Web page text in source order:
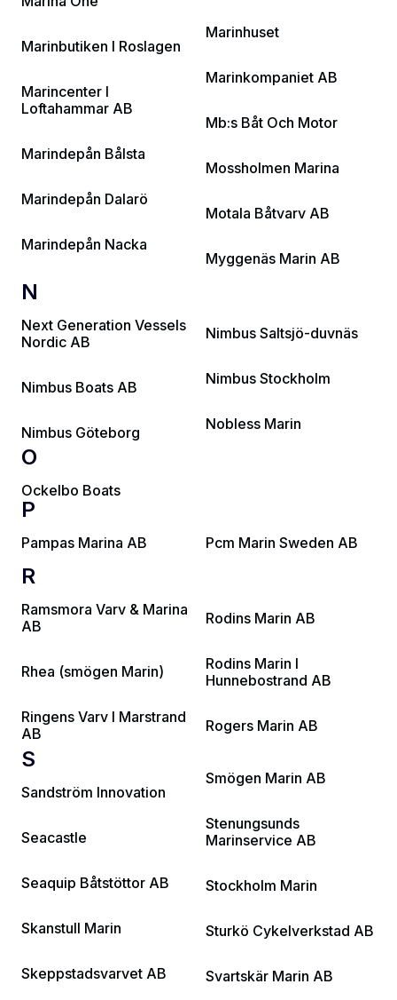
Marinbutiken I Roslagen
Marincenter I
Loftahammar AB
Marindepån Bålsta
Marindepån Dalarö
Marindepån Nacka
Marinhuset
Marinkompaniet AB
Mb:s Båt Och Motor
Mossholmen Marina
Motala Båtvarv AB
Myggenäs Marin AB
N
Next Generation Vessels
Nordic AB
Nimbus Boats AB
Nimbus Göteborg
Nimbus Saltsjö-duvnäs
Nimbus Stockholm
Nobless Marin
O
Ockelbo Boats
P
Pampas Marina AB Pcm Marin Sweden AB
R
Ramsmora Varv & Marina
AB
Rhea (smögen Marin)
Ringens Varv I Marstrand
AB
Rodins Marin AB
Rodins Marin I
Hunnebostrand AB
Rogers Marin AB
S
Sandström Innovation
Seacastle
Seaquip Båtstöttor AB
Skanstull Marin
Skeppstadsvarvet AB
Smögen Marin AB
Stenungsunds
Marinservice AB
Stockholm Marin
Sturkö Cykelverkstad AB
Svartskär Marin AB